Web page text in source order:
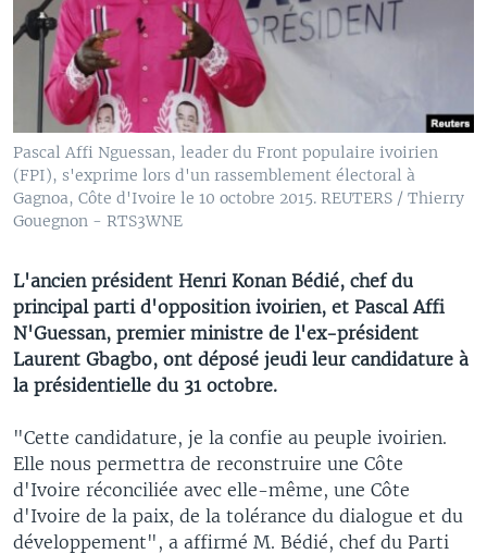
Pascal Affi Nguessan, leader du Front populaire ivoirien
(FPI), s'exprime lors d'un rassemblement électoral à
Gagnoa, Côte d'Ivoire le 10 octobre 2015. REUTERS / Thierry
Gouegnon - RTS3WNE
L'ancien président Henri Konan Bédié, chef du
principal parti d'opposition ivoirien, et Pascal Affi
N'Guessan, premier ministre de l'ex-président
Laurent Gbagbo, ont déposé jeudi leur candidature à
la présidentielle du 31 octobre.
"Cette candidature, je la confie au peuple ivoirien.
Elle nous permettra de reconstruire une Côte
d'Ivoire réconciliée avec elle-même, une Côte
d'Ivoire de la paix, de la tolérance du dialogue et du
développement", a affirmé M. Bédié, chef du Parti